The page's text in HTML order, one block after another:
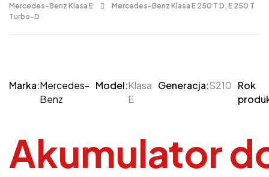
Mercedes-Benz Klasa E
Mercedes-Benz Klasa E 250 T D, E 250 T
Turbo-D
Marka:Mercedes-
Benz
Model:Klasa
E
Generacja:S210 Rok
Akumulator